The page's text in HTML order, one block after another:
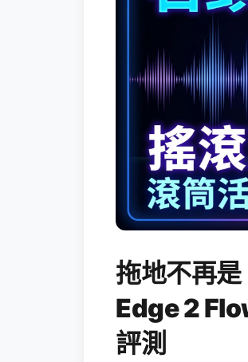
拖地不再
Edge 2
評測